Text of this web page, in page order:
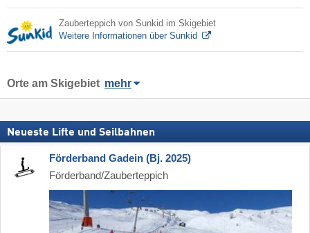
Zauberteppich von Sunkid im Skigebiet
Weitere Informationen über Sunkid
Orte am Skigebiet mehr
Neueste Lifte und Seilbahnen
Förderband Gadein (Bj. 2025)
Förderband/Zauberteppich